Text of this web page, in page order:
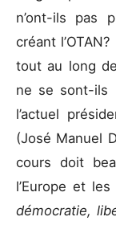
n’ont-ils pas
créant
tout au long
ne se sont-ils
l’actuel
(José Manuel
cours doit
l’Europe et
démocratie,